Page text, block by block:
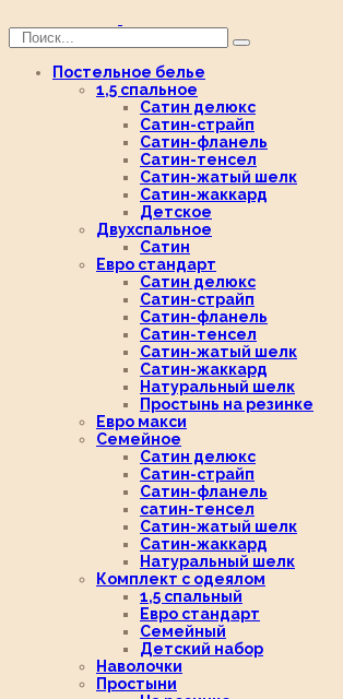
Постельное белье
1,5 спальное
Сатин делюкс
Сатин-страйп
Сатин-фланель
Сатин-тенсел
Сатин-жатый шелк
Сатин-жаккард
Детское
Двухспальное
Сатин
Евро стандарт
Сатин делюкс
Сатин-страйп
Сатин-фланель
Сатин-тенсел
Сатин-жатый шелк
Сатин-жаккард
Натуральный шелк
Простынь на резинке
Евро макси
Семейное
Сатин делюкс
Сатин-страйп
Сатин-фланель
сатин-тенсел
Сатин-жатый шелк
Сатин-жаккард
Натуральный шелк
Комплект с одеялом
1,5 спальный
Евро стандарт
Семейный
Детский набор
Наволочки
Простыни